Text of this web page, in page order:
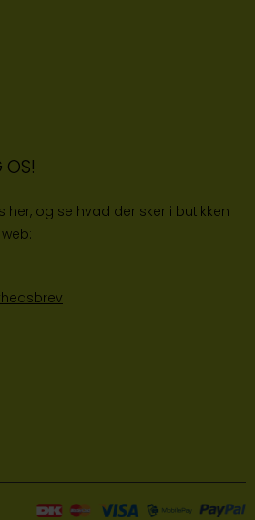
OS!
her, og se hvad der sker i butikken